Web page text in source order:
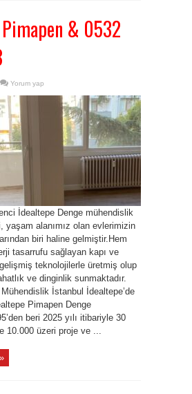
& 0532
Yorum yap
İdealtepe Denge mühendislik
yaşam alanımız olan evlerimizin
biri haline gelmiştir.Hem
tasarrufu sağlayan kapı ve
teknolojilerle üretmiş olup
ve dinginlik sunmaktadır.
İstanbul İdealtepe’de
Pimapen Denge
beri 2025 yılı itibariyle 30
10.000 üzeri proje ve ...